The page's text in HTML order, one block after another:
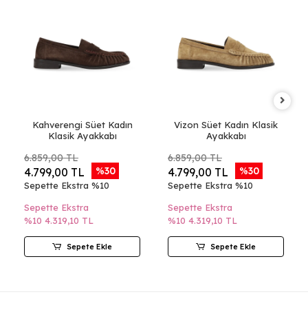
Kahverengi Süet Kadın
Klasik Ayakkabı
6.859,00 TL
4.799,00 TL %30
Sepette Ekstra %10
Sepette Ekstra
%10 4.319,10 TL
Sepete Ekle
Vizon Süet Kadın Klasik
Ayakkabı
6.859,00 TL
4.799,00 TL %30
Sepette Ekstra %10
Sepette Ekstra
%10 4.319,10 TL
Sepete Ekle